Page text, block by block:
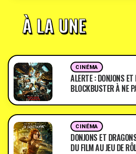
À LA UNE
CINÉMA
ALERTE : DONJONS
BLOCKBUSTER À NE
CINÉMA
DONJONS ET
DU FILM AU JEU DE